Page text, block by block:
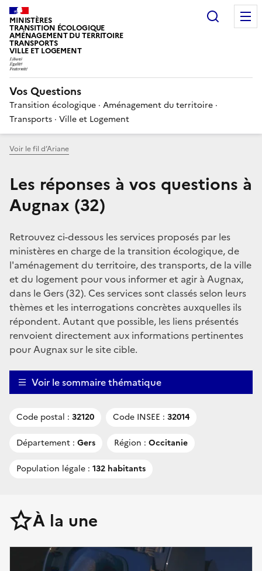
MINISTÈRES
TRANSITION ÉCOLOGIQUE
AMÉNAGEMENT DU TERRITOIRE
TRANSPORTS
VILLE ET LOGEMENT
Vos Questions
Transition écologique · Aménagement du territoire ·
Transports · Ville et Logement
Voir le fil d’Ariane
Les réponses à vos questions à
Augnax (32)
Retrouvez ci-dessous les services proposés par les
ministères en charge de la transition écologique, de
l'aménagement du territoire, des transports, de la ville
et du logement pour vous informer et agir à Augnax,
dans le Gers (32). Ces services sont classés selon leurs
thèmes et les interrogations concrètes auxquelles ils
répondent. Autant que possible, les liens présentés
renvoient directement aux informations pertinentes
pour Augnax sur le site cible.
Voir le sommaire thématique
Code postal : 32120 Code INSEE : 32014
Département : Gers Région : Occitanie
Population légale : 132 habitants
À la une